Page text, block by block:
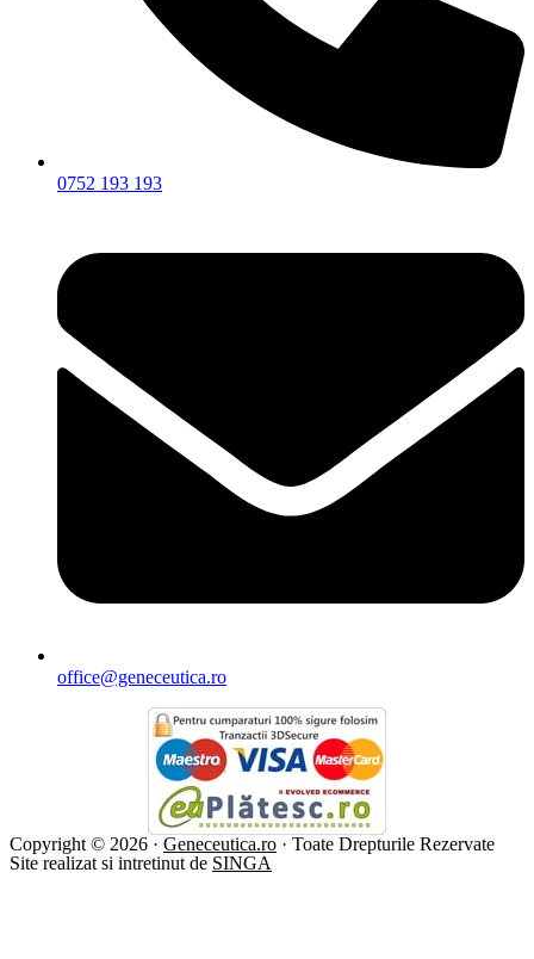
0752 193 193
office@geneceutica.ro
Copyright © 2026 · Geneceutica.ro · Toate Drepturile Rezervate
Site realizat si intretinut de SINGA